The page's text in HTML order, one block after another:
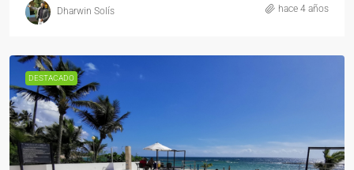
Dharwin Solís hace 4 años
DESTACADO